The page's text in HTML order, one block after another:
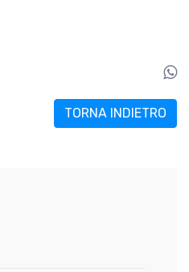
TORNA INDIETRO